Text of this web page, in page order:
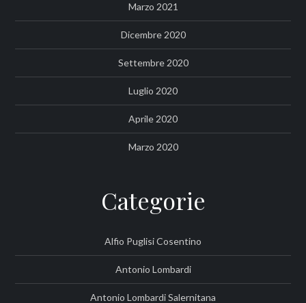
Marzo 2021
Dicembre 2020
Settembre 2020
Luglio 2020
Aprile 2020
Marzo 2020
Categorie
Alfio Puglisi Cosentino
Antonio Lombardi
Antonio Lombardi Salernitana